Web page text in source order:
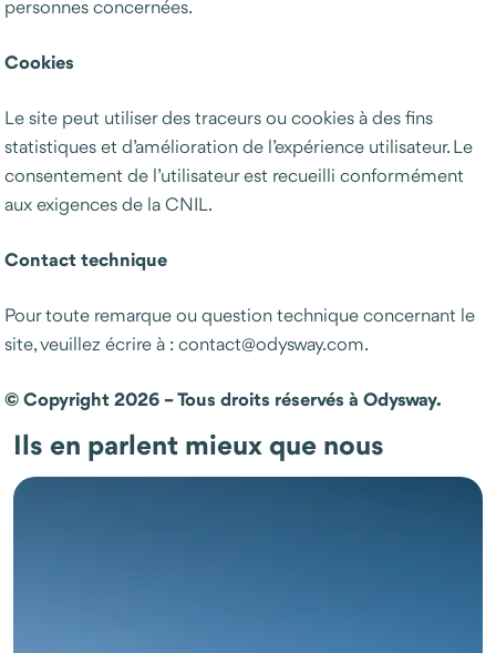
personnes concernées.
Cookies
Le site peut utiliser des traceurs ou cookies à des fins
statistiques et d’amélioration de l’expérience utilisateur. Le
consentement de l’utilisateur est recueilli conformément
aux exigences de la CNIL.
Contact technique
Pour toute remarque ou question technique concernant le
site, veuillez écrire à : contact@odysway.com.
© Copyright 2026 – Tous droits réservés à Odysway.
Ils en parlent mieux que nous